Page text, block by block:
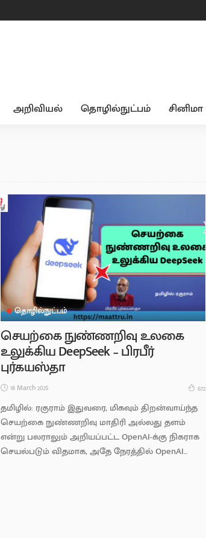
அறிவியல் தொழில்நுட்பம் சினிமா
தொழில்நுட்பம்
செயற்கை நுண்ணறிவு உலகை
உலுக்கிய DeepSeek – பிரபீர்
புர்கயஸ்தா
18 March 2025 672
தமிழில்: ரகுராம் இதுவரை, மிகவும் திறன்வாய்ந்த
செயற்கை நுண்ணறிவு மாதிரி அல்லது தளம்
என்று பலராலும் அறியப்பட்ட OpenAI-க்கு நிகராக
செயல்படும் விதமாக, அதே நேரத்தில் OpenAI...